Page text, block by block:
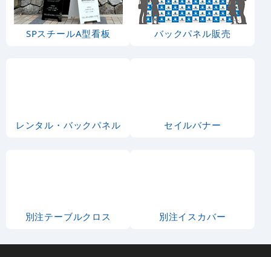
SPスチールA型看板 バックパネル販売
レンタル・バックパネル セイルバナー
別注テーブルクロス 別注イスカバー